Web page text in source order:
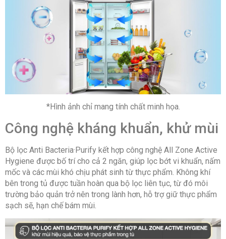
*Hình ảnh chỉ mang tính chất minh họa.
Công nghệ kháng khuẩn, khử mùi
Bộ lọc Anti Bacteria·Purify kết hợp công nghệ All Zone Active
Hygiene được bố trí cho cả 2 ngăn, giúp lọc bớt vi khuẩn, nấm
mốc và các mùi khó chịu phát sinh từ thực phẩm. Không khí
bên trong tủ được tuần hoàn qua bộ lọc liên tục, từ đó môi
trường bảo quản trở nên trong lành hơn, hỗ trợ giữ thực phẩm
sạch sẽ, hạn chế bám mùi.